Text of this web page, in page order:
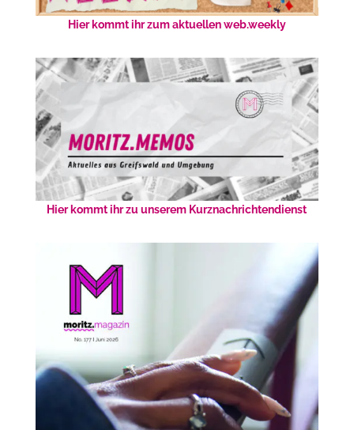
Hier kommt ihr zum aktuellen web.weekly
Hier kommt ihr zu unserem Kurznachrichtendienst